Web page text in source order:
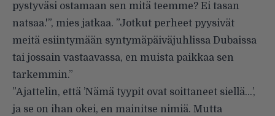
pystyväsi ostamaan sen mitä teemme? Ei tasan
natsaa.'”, mies jatkaa. ”Jotkut perheet pyysivät
meitä esiintymään syntymäpäiväjuhlissa Dubaissa
tai jossain vastaavassa, en muista paikkaa sen
tarkemmin.”
”Ajattelin, että ’Nämä tyypit ovat soittaneet siellä…’,
ja se on ihan okei, en mainitse nimiä. Mutta